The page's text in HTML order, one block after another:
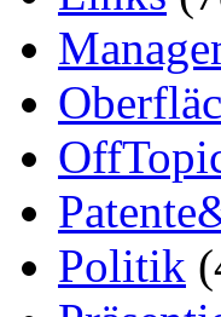
Politik